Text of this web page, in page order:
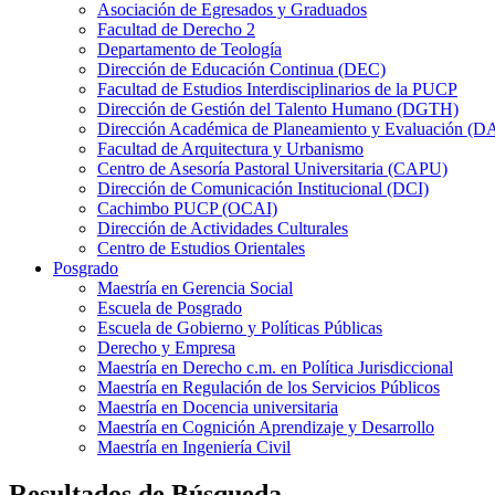
Asociación de Egresados y Graduados
Facultad de Derecho 2
Departamento de Teología
Dirección de Educación Continua (DEC)
Facultad de Estudios Interdisciplinarios de la PUCP
Dirección de Gestión del Talento Humano (DGTH)
Dirección Académica de Planeamiento y Evaluación
Facultad de Arquitectura y Urbanismo
Centro de Asesoría Pastoral Universitaria (CAPU)
Dirección de Comunicación Institucional (DCI)
Cachimbo PUCP (OCAI)
Dirección de Actividades Culturales
Centro de Estudios Orientales
Posgrado
Maestría en Gerencia Social
Escuela de Posgrado
Escuela de Gobierno y Políticas Públicas
Derecho y Empresa
Maestría en Derecho c.m. en Política Jurisdiccional
Maestría en Regulación de los Servicios Públicos
Maestría en Docencia universitaria
Maestría en Cognición Aprendizaje y Desarrollo
Maestría en Ingeniería Civil